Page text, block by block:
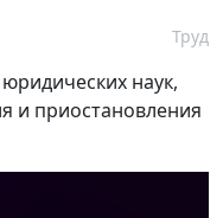
Труд
наук,
и приостановления